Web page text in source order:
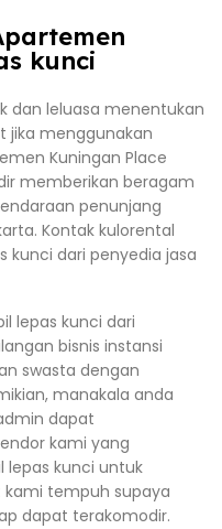
kunci
dan leluasa menentukan
jika menggunakan
Kuningan Place
memberikan beragam
penunjang
Kontak kulorental
kunci dari penyedia jasa
lepas kunci dari
bisnis instansi
swasta dengan
manakala anda
dapat
kami yang
lepas kunci untuk
tempuh supaya
dapat terakomodir.